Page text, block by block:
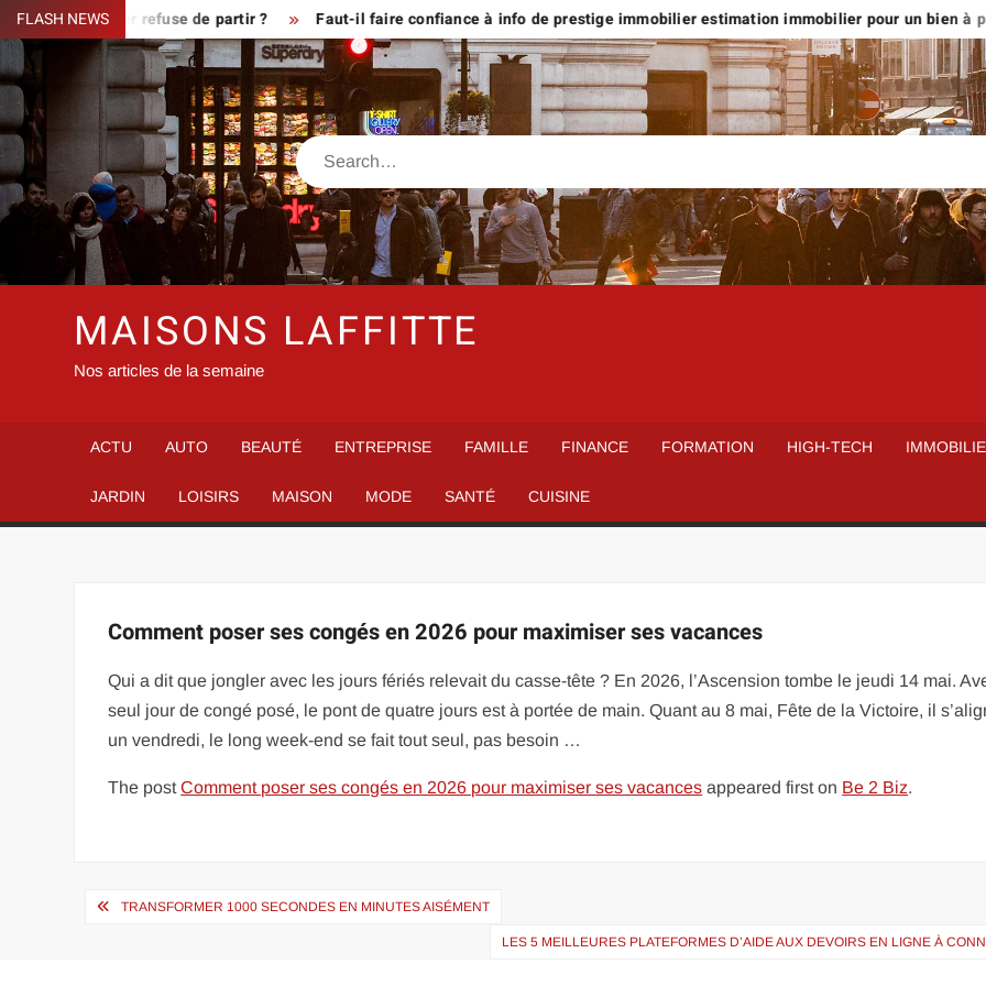
Skip
to
content
FLASH NEWS
le fermier refuse de partir ? Faut-il faire confiance à info de prestige immobilier estimation immobilier pour un bien à plus
Search
MAISONS LAFFITTE
Nos articles de la semaine
ACTU AUTO BEAUTÉ ENTREPRISE FAMILLE FINANCE FORMATION HIGH-TECH
JARDIN LOISIRS MAISON MODE SANTÉ CUISINE
Comment poser ses congés en 2026 pour maximiser ses vacances
Qui a dit que jongler avec les jours fériés relevait du casse-tête ? En 2026, l’Ascension tombe le jeudi 14 mai.
seul jour de congé posé, le pont de quatre jours est à portée de main. Quant au 8 mai, Fête de la Victoire, il
un vendredi, le long week-end se fait tout seul, pas besoin …
The postComment poser ses congés en 2026 pour maximiser ses vacances appeared first on Be 2 Biz.
Navigation
TRANSFORMER 1000 SECONDES EN MINUTES AISÉMENT
LES 5 MEILLEURES PLATEFORMES D’AIDE AUX DEVOIRS EN LIGNE À